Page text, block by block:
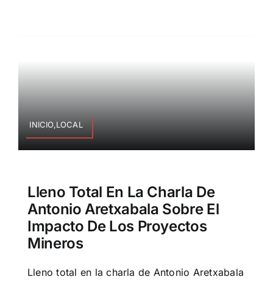
INICIO,LOCAL
Lleno Total En La Charla De
Antonio Aretxabala Sobre El
Impacto De Los Proyectos
Mineros
Lleno total en la charla de Antonio Aretxabala